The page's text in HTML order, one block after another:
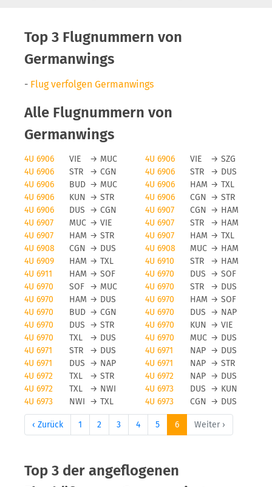
Top 3 Flugnummern von
Germanwings
- Flug verfolgen Germanwings
Alle Flugnummern von
Germanwings
4U 6906 VIE → MUC 4U 6906 VIE → SZG
4U 6906
STR → CGN 4U 6906 STR → DUS
4U 6906
BUD → MUC 4U 6906 HAM → TXL
4U 6906
KUN → STR 4U 6906 CGN → STR
4U 6906
DUS → CGN 4U 6907 CGN → HAM
4U 6907
MUC → VIE 4U 6907 STR → HAM
4U 6907
HAM → STR 4U 6907 HAM → TXL
4U 6908
CGN → DUS 4U 6908 MUC → HAM
4U 6909
HAM → TXL 4U 6910 STR → HAM
4U 6911
HAM → SOF 4U 6970 DUS → SOF
4U 6970
SOF → MUC 4U 6970 STR → DUS
4U 6970
HAM → DUS 4U 6970 HAM → SOF
4U 6970
BUD → CGN 4U 6970 DUS → NAP
4U 6970
DUS → STR 4U 6970 KUN → VIE
4U 6970
TXL → DUS 4U 6970 MUC → DUS
4U 6971
STR → DUS 4U 6971 NAP → DUS
4U 6971
DUS → NAP 4U 6971 NAP → STR
4U 6972
TXL → STR 4U 6972 NAP → DUS
4U 6972
TXL → NWI 4U 6973 DUS → KUN
4U 6973
NWI → TXL 4U 6973 CGN → DUS
‹ Zurück 1 2 3 4 5 6 Weiter ›
Top 3 der angeflogenen